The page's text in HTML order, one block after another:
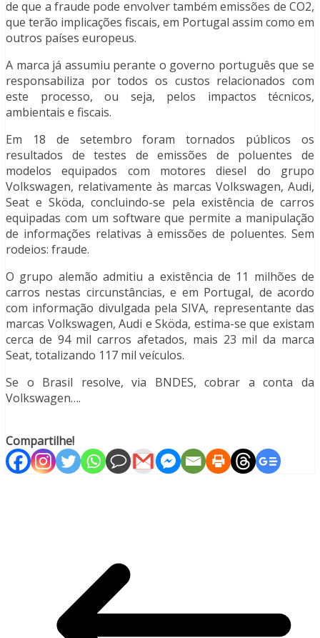
de que a fraude pode envolver também emissões de CO2,
que terão implicações fiscais, em Portugal assim como em
outros países europeus.
A marca já assumiu perante o governo português que se
responsabiliza por todos os custos relacionados com
este processo, ou seja, pelos impactos técnicos,
ambientais e fiscais.
Em 18 de setembro foram tornados públicos os
resultados de testes de emissões de poluentes de
modelos equipados com motores diesel do grupo
Volkswagen, relativamente às marcas Volkswagen, Audi,
Seat e Sköda, concluindo-se pela existência de carros
equipadas com um software que permite a manipulação
de informações relativas à emissões de poluentes. Sem
rodeios: fraude.
O grupo alemão admitiu a existência de 11 milhões de
carros nestas circunstâncias, e em Portugal, de acordo
com informação divulgada pela SIVA, representante das
marcas Volkswagen, Audi e Sköda, estima-se que existam
cerca de 94 mil carros afetados, mais 23 mil da marca
Seat, totalizando 117 mil veículos.
Se o Brasil resolve, via BNDES, cobrar a conta da
Volkswagen….
Compartilhe!